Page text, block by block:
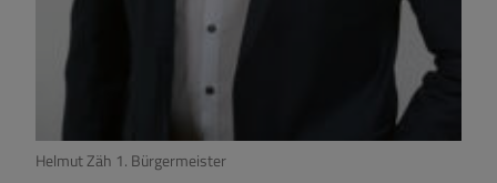
Helmut Zäh 1. Bürgermeister